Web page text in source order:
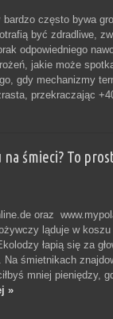
często bywa
być zdradliwe,
odpowiedniego
jakie może
gdy mechanizmy
przekraczając
śmieci? To
oraz
ląduje w koszu
łapią się za
śmietnikach
mniej pieniędzy,
»